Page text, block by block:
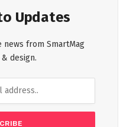
Updates
from SmartMag
design.